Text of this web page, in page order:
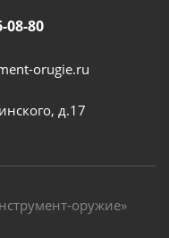
08-80
orugie.ru
д.17
оружие»